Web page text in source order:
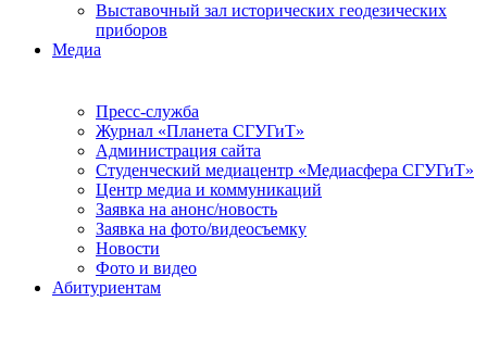
Выставочный зал исторических геодезических
приборов
Медиа
Пресс-служба
Журнал «Планета СГУГиТ»
Администрация сайта
Студенческий медиацентр «Медиасфера СГУГиТ»
Центр медиа и коммуникаций
Заявка на анонс/новость
Заявка на фото/видеосъемку
Новости
Фото и видео
Абитуриентам